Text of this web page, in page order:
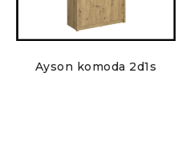
Ayson komoda 2d1s